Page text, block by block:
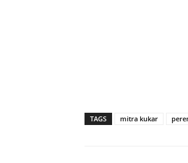
TAGS mitra kukar